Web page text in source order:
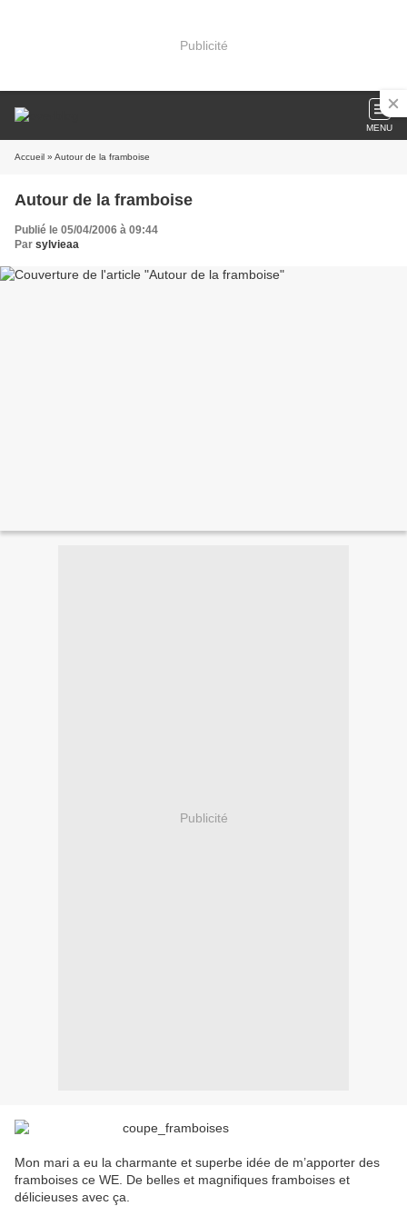
Publicité
MENU
Accueil » Autour de la framboise
Autour de la framboise
Publié le 05/04/2006 à 09:44
Par sylvieaa
Publicité
Mon mari a eu la charmante et superbe idée de m’apporter des
framboises ce WE. De belles et magnifiques framboises et
délicieuses avec ça.